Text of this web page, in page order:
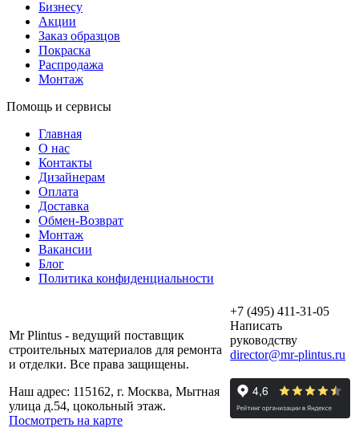
Бизнесу
Акции
Заказ образцов
Покраска
Распродажа
Монтаж
Помощь и сервисы
Главная
О нас
Контакты
Дизайнерам
Оплата
Доставка
Обмен-Возврат
Монтаж
Вакансии
Блог
Политика конфиденциальности
Mr Plintus - ведущий поставщик
строительных материалов для ремонта
и отделки. Все права защищены.
Наш адрес: 115162, г. Москва, Мытная
улица д.54, цокольный этаж.
Посмотреть на карте
+7 (495) 411-31-05
Написать
руководству
director@mr-plintus.ru